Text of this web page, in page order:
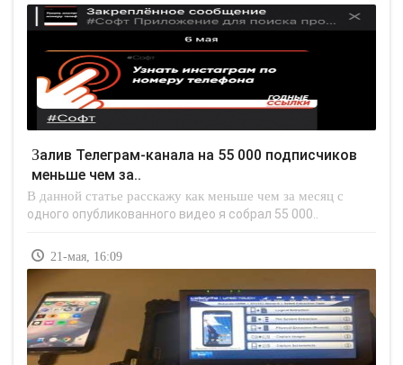
Залив Телеграм-канала на 55 000 подписчиков
меньше чем за..
В данной статье расскажу как меньше чем за месяц с
одного опубликованного видео я собрал 55 000..
21-мая, 16:09